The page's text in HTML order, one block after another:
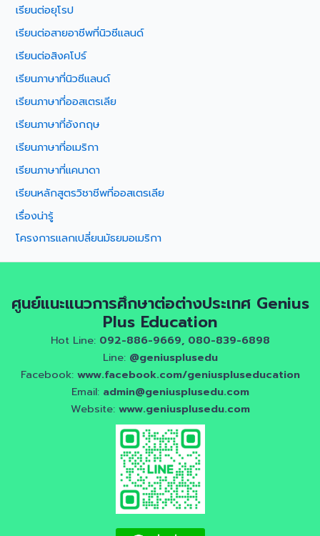
เรียนต่อยุโรป
เรียนต่อสายอาชีพที่นิวซีแลนด์
เรียนต่อสิงคโปร์
เรียนภาษาที่นิวซีแลนด์
เรียนภาษาที่ออสเตรเลีย
เรียนภาษาที่อังกฤษ
เรียนภาษาที่อเมริกา
เรียนภาษาที่แคนาดา
เรียนหลักสูตรวิชาชีพที่ออสเตรเลีย
เรื่องน่ารู้
โครงการแลกเปลี่ยนมัธยมอเมริกา
ศูนย์แนะแนวการศึกษาต่อต่างประเทศ Genius
Plus Education
Hot Line: 092-886-9669, 080-839-6898
Line: @geniusplusedu
Facebook: www.facebook.com/geniuspluseducation
Email: admin@geniusplusedu.com
Website: www.geniusplusedu.com